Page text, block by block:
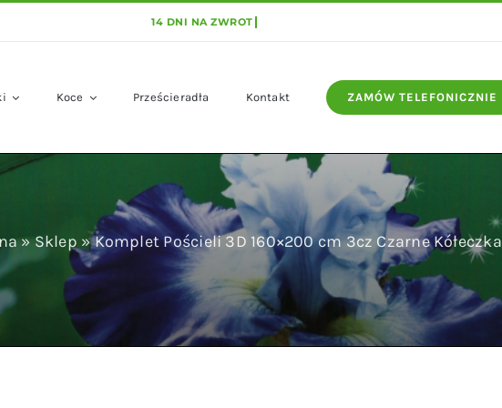
Koce Prześcieradła Kontakt ZAMÓW TELEFONICZNIE
»Sklep »Komplet Pościeli 3D 160×200 cm 3cz Czarne Kółeczka